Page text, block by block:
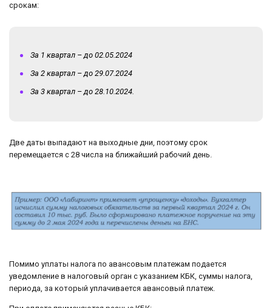
срокам:
За 1 квартал – до 02.05.2024
За 2 квартал – до 29.07.2024
За 3 квартал – до 28.10.2024.
Две даты выпадают на выходные дни, поэтому срок
перемещается с 28 числа на ближайший рабочий день.
Помимо уплаты налога по авансовым платежам подается
уведомление в налоговый орган с указанием КБК, суммы налога,
периода, за который уплачивается авансовый платеж.